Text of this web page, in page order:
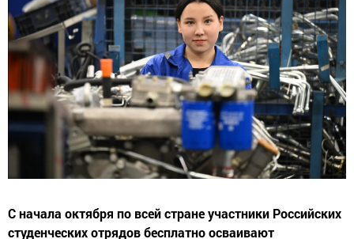
С начала октября по всей стране участники Российских
студенческих отрядов бесплатно осваивают